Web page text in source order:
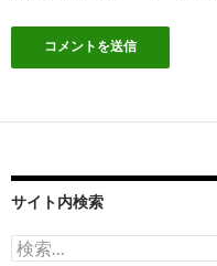
サイト内検索
検